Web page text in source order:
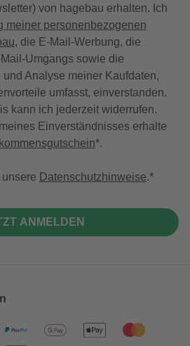
von hagebau erhalten. Ich
meiner personenbezogenen
, die E-Mail-Werbung, die
Umgangs sowie die
Analyse meiner Kaufdaten,
umfasst, einverstanden.
kann ich jederzeit widerrufen.
Einverständnisses erhalte
*.
Datenschutzhinweise.
ANMELDEN